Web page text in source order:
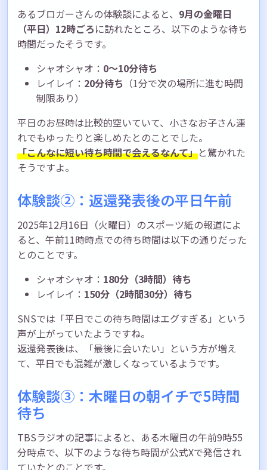
あるブロガーさんの体験談によると、 9月の金曜日
（平日）12時ごろに訪れたところ、以下のような待ち
時間だったそうです。
シャオシャオ： 0〜10分待ち
レイレイ： 20分待ち （1分で次の場所に進む時間
制限あり）
平日のお昼時は比較的空いていて、小さなお子さん連
れでもゆったりと楽しめたとのことでした。
「こんなに短い待ち時間で会えるなんて」と驚かれた
そうですよ。
体験談②：返還発表後の平日午前
2025年12月16日（火曜日）のスポーツ紙の報道によ
ると、午前11時時点での待ち時間は以下の通りだった
とのことです。
シャオシャオ： 180分（3時間）待ち
レイレイ： 150分（2時間30分）待ち
SNSでは「平日でこの待ち時間はエグすぎる」という
声が上がっていたようですね。
返還発表後は、「最後に会いたい」という方が増え
て、平日でも混雑が激しくなっているようです。
体験談③：木曜日の朝イチで5時間
待ち
TBSラジオの記事によると、ある木曜日の午前9時55
分時点で、以下のような待ち時間が公式Xで発信され
ていたとのことです。